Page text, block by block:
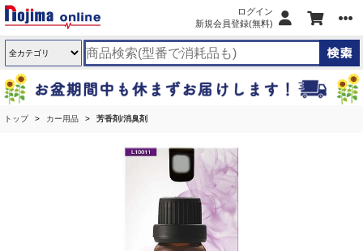
ログイン
新規会員登録(無料)
トップ カー用品 芳香剤/消臭剤